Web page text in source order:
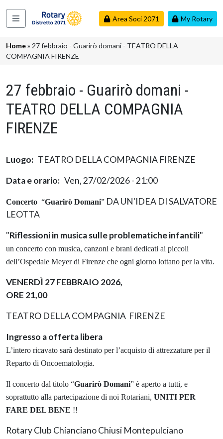
Area Soci 2071 My Rotary
Navigazione principale
Briciole di pane
Home
27 febbraio - Guarirò domani - TEATRO DELLA
COMPAGNIA FIRENZE
27 febbraio - Guarirò domani -
TEATRO DELLA COMPAGNIA
FIRENZE
Luogo
TEATRO DELLA COMPAGNIA FIRENZE
Data e orario
Ven, 27/02/2026 - 21:00
Concerto “Guarirò Domani” DA UN'IDEA DI SALVATORE
LEOTTA
"Riflessioni in musica sulle problematiche infantili"
un concerto con musica, canzoni e brani dedicati ai piccoli
dell’Ospedale Meyer di Firenze che ogni giorno lottano per la vita.
VENERDÌ 27 FEBBRAIO 2026,
ORE 21,00
TEATRO DELLA COMPAGNIA FIRENZE
Ingresso a offerta libera
L’intero ricavato sarà destinato per l’acquisto di attrezzature per il
Reparto di Oncoematologia.
Il concerto dal titolo “Guarirò Domani” è aperto a tutti, e
soprattutto alla partecipazione di noi Rotariani, UNITI PER
FARE DEL BENE !!
Rotary Club Chianciano Chiusi Montepulciano